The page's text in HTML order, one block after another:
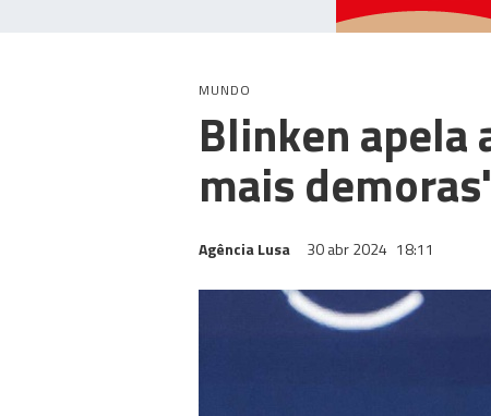
MUNDO
Blinken apela
mais
Agência Lusa 30 abr 2024 18:11